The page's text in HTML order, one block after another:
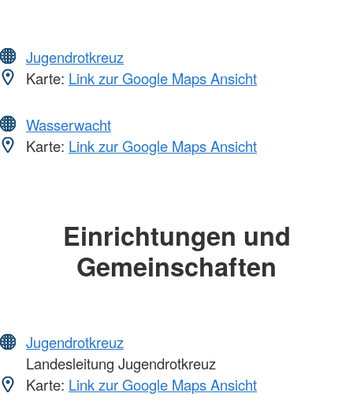
Jugendrotkreuz
Karte: Link zur Google Maps Ansicht
Wasserwacht
Karte: Link zur Google Maps Ansicht
Einrichtungen und
Gemeinschaften
Jugendrotkreuz
Landesleitung Jugendrotkreuz
Karte: Link zur Google Maps Ansicht